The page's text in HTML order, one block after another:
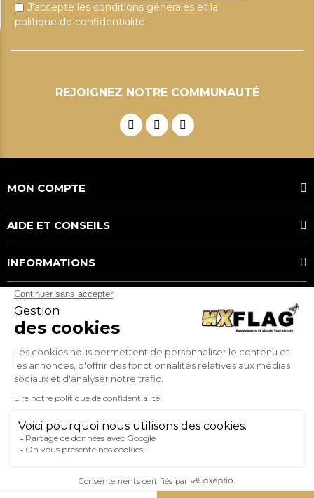
J'accepte les conditions générales et la
politique de confidentialité.
REJOIGNEZ NOTRE COMMUNAUTÉ
MON COMPTE
AIDE ET CONSEILS
INFORMATIONS
MOYENS DE PAIEMENT
Service client